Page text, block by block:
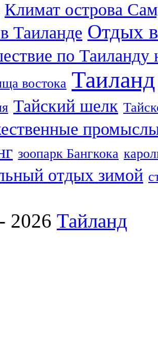
Климат острова
Таиланде Отдых
по Таиланду
востока Таиланд
Тайский шелк
зоопарк Бангкока
отдых зимой
2026 Тайланд